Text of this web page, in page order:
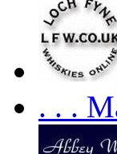
. . .